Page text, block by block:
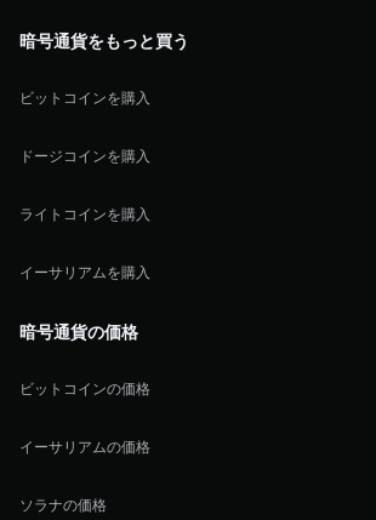
暗号通貨をもっと買う
ビットコインを購入
ドージコインを購入
ライトコインを購入
イーサリアムを購入
暗号通貨の価格
ビットコインの価格
イーサリアムの価格
ソラナの価格